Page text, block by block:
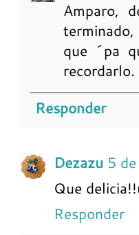
Amparo,
que ´pa
recordarlo.
Responder
Dezazu 5
Que
Responder